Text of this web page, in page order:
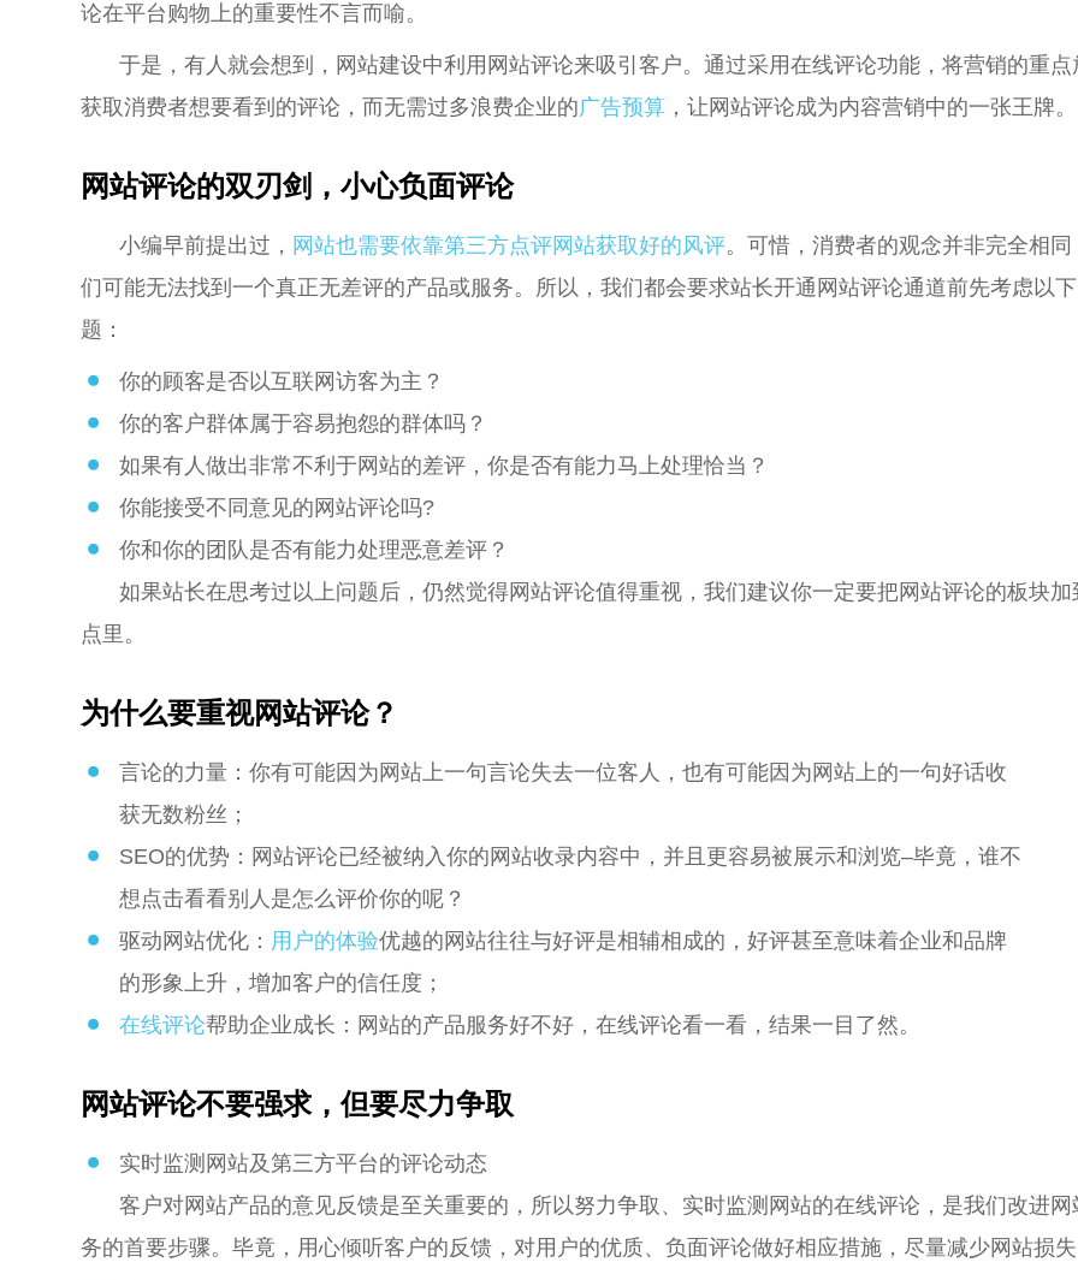
论在平台购物上的重要性不言而喻。
于是，有人就会想到，网站建设中利用网站评论来吸引客户。通过采用在线评论功能，将营销的重点
获取消费者想要看到的评论，而无需过多浪费企业的广告预算 ，让网站评论成为内容营销中的一张王牌。
网站评论的双刃剑，小心负面评论
小编早前提出过， 网站也需要依靠第三方点评网站获取好的风评。可惜，消费者的观念并非完全相同
们可能无法找到一个真正无差评的产品或服务。所以，我们都会要求站长开通网站评论通道前先考虑以
题：
你的顾客是否以互联网访客为主？
你的客户群体属于容易抱怨的群体吗？
如果有人做出非常不利于网站的差评，你是否有能力马上处理恰当？
你能接受不同意见的网站评论吗?
你和你的团队是否有能力处理恶意差评？
如果站长在思考过以上问题后，仍然觉得网站评论值得重视，我们建议你一定要把网站评论的板块加
点里。
为什么要重视网站评论？
言论的力量：你有可能因为网站上一句言论失去一位客人，也有可能因为网站上的一句好话收
获无数粉丝；
SEO的优势：网站评论已经被纳入你的网站收录内容中，并且更容易被展示和浏览–毕竟，谁不
想点击看看别人是怎么评价你的呢？
驱动网站优化： 用户的体验优越的网站往往与好评是相辅相成的，好评甚至意味着企业和品牌
的形象上升，增加客户的信任度；
在线评论帮助企业成长：网站的产品服务好不好，在线评论看一看，结果一目了然。
网站评论不要强求，但要尽力争取
实时监测网站及第三方平台的评论动态
客户对网站产品的意见反馈是至关重要的，所以努力争取、实时监测网站的在线评论，是我们改进网
务的首要步骤。毕竟，用心倾听客户的反馈，对用户的优质、负面评论做好相应措施，尽量减少网站损